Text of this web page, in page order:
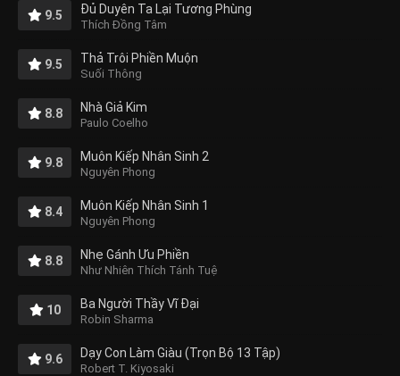
9.5 Đủ Duyên Ta Lại Tương Phùng
Thích Đồng Tâm
9.5 Thả Trôi Phiền Muộn
Suối Thông
8.8 Nhà Giả Kim
Paulo Coelho
9.8 Muôn Kiếp Nhân Sinh 2
Nguyên Phong
8.4 Muôn Kiếp Nhân Sinh 1
Nguyên Phong
8.8 Nhẹ Gánh Ưu Phiền
Như Nhiên Thích Tánh Tuệ
10 Ba Người Thầy Vĩ Đại
Robin Sharma
9.6 Dạy Con Làm Giàu (Trọn Bộ 13 Tập)
Robert T. Kiyosaki